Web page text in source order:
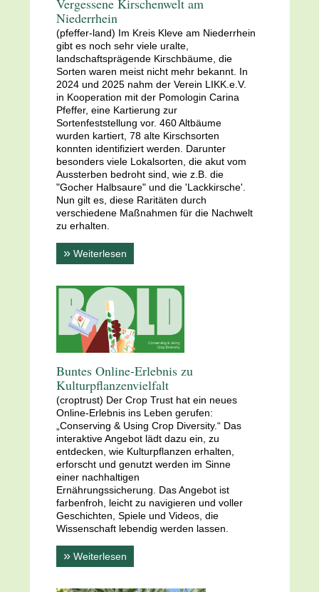
Vergessene Kirschenwelt am
Niederrhein
(pfeffer-land) Im Kreis Kleve am Niederrhein
gibt es noch sehr viele uralte,
landschaftsprägende Kirschbäume, die
Sorten waren meist nicht mehr bekannt. In
2024 und 2025 nahm der Verein LIKK.e.V.
in Kooperation mit der Pomologin Carina
Pfeffer, eine Kartierung zur
Sortenfeststellung vor. 460 Altbäume
wurden kartiert, 78 alte Kirschsorten
konnten identifiziert werden. Darunter
besonders viele Lokalsorten, die akut vom
Aussterben bedroht sind, wie z.B. die
"Gocher Halbsaure" und die 'Lackkirsche'.
Nun gilt es, diese Raritäten durch
verschiedene Maßnahmen für die Nachwelt
zu erhalten.
» Weiterlesen
Buntes Online-Erlebnis zu
Kulturpflanzenvielfalt
(croptrust) Der Crop Trust hat ein neues
Online-Erlebnis ins Leben gerufen:
„Conserving & Using Crop Diversity.“ Das
interaktive Angebot lädt dazu ein, zu
entdecken, wie Kulturpflanzen erhalten,
erforscht und genutzt werden im Sinne
einer nachhaltigen
Ernährungssicherung. Das Angebot ist
farbenfroh, leicht zu navigieren und voller
Geschichten, Spiele und Videos, die
Wissenschaft lebendig werden lassen.
» Weiterlesen